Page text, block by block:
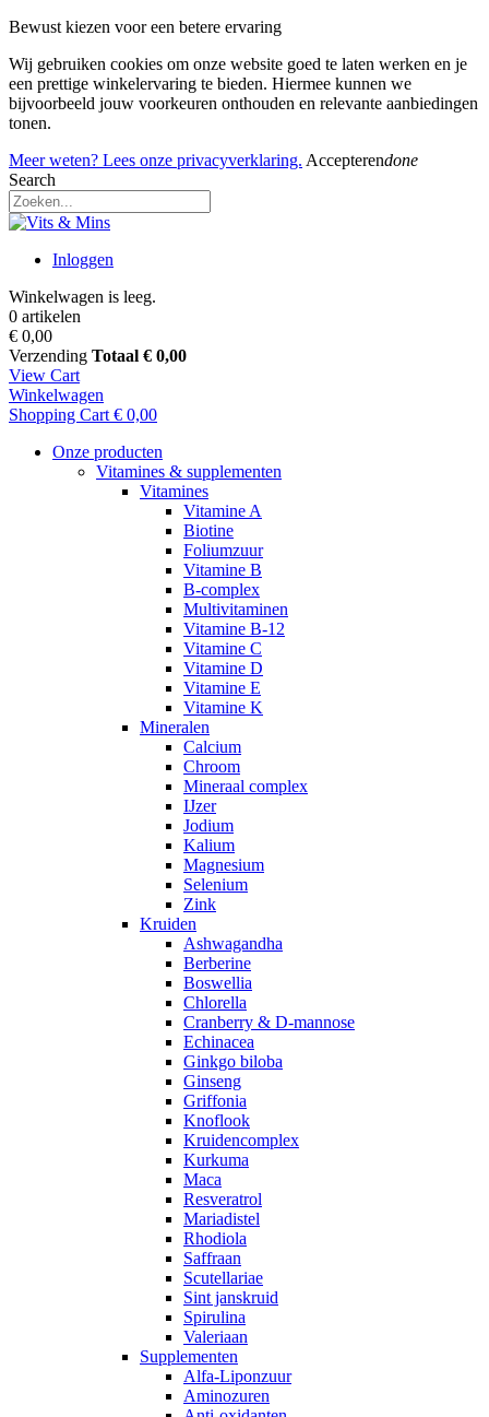
Bewust kiezen voor een betere ervaring
Wij gebruiken cookies om onze website goed te laten werken en je
een prettige winkelervaring te bieden. Hiermee kunnen we
bijvoorbeeld jouw voorkeuren onthouden en relevante aanbiedingen
tonen.
Meer weten? Lees onze privacyverklaring. Accepterendone
Search
Inloggen
Winkelwagen is leeg.
0 artikelen
€ 0,00
Verzending Totaal € 0,00
View Cart
Winkelwagen
Shopping Cart € 0,00
Onze producten
Vitamines & supplementen
Vitamines
Vitamine A
Biotine
Foliumzuur
Vitamine B
B-complex
Multivitaminen
Vitamine B-12
Vitamine C
Vitamine D
Vitamine E
Vitamine K
Mineralen
Calcium
Chroom
Mineraal complex
IJzer
Jodium
Kalium
Magnesium
Selenium
Zink
Kruiden
Ashwagandha
Berberine
Boswellia
Chlorella
Cranberry & D-mannose
Echinacea
Ginkgo biloba
Ginseng
Griffonia
Knoflook
Kruidencomplex
Kurkuma
Maca
Resveratrol
Mariadistel
Rhodiola
Saffraan
Scutellariae
Sint janskruid
Spirulina
Valeriaan
Supplementen
Alfa-Liponzuur
Aminozuren